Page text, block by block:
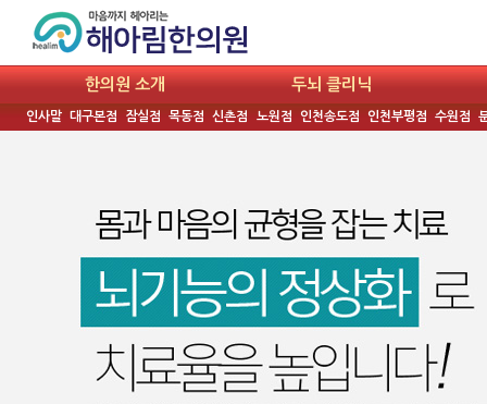
한의원 소개
인사말 대구본점 잠실점 목동점 신촌점 노원점 인천송도점 인천부평점 수원점
두뇌 클리닉